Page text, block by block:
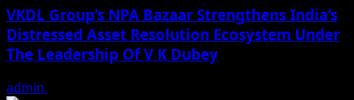
VKDL Group’s NPA Bazaar Strengthens India’s
Distressed Asset Resolution Ecosystem Under
The Leadership Of V K Dubey
admin